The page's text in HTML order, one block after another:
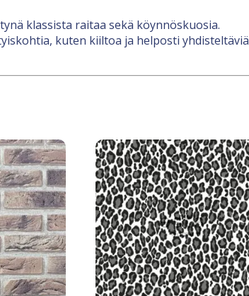
klassista raitaa sekä köynnöskuosia.
kuten kiiltoa ja helposti yhdisteltäviä